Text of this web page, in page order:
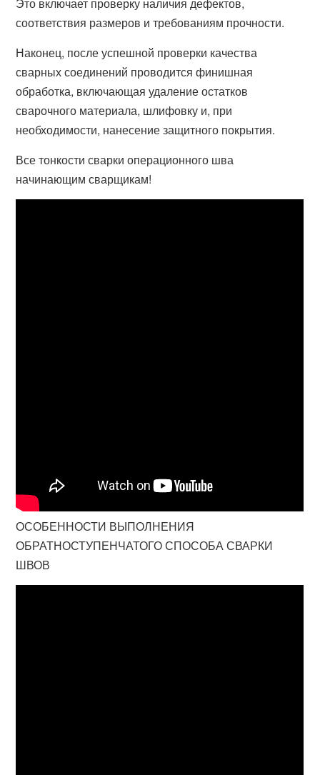
соответствия размеров и требованиям прочности.
Наконец, после успешной проверки качества
сварных соединений проводится финишная
обработка, включающая удаление остатков
сварочного материала, шлифовку и, при
необходимости, нанесение защитного покрытия.
Все тонкости сварки операционного шва
начинающим сварщикам!
ОСОБЕННОСТИ ВЫПОЛНЕНИЯ
ОБРАТНОСТУПЕНЧАТОГО СПОСОБА СВАРКИ
ШВОВ